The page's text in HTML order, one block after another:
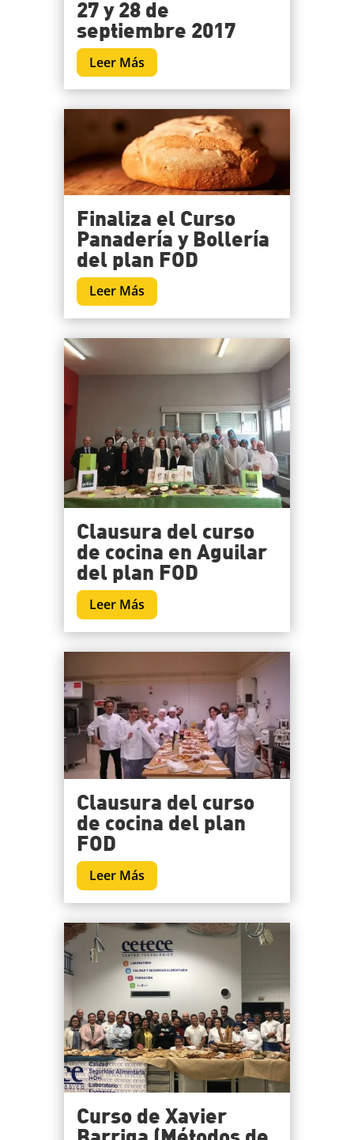
27 y 28 de
septiembre 2017
Leer Más
Finaliza el Curso
Panadería y Bollería
del plan FOD
Leer Más
Clausura del curso
de cocina en Aguilar
del plan FOD
Leer Más
Clausura del curso
de cocina del plan
FOD
Leer Más
Curso de Xavier